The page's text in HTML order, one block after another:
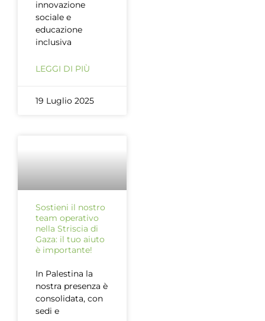
innovazione
sociale e
educazione
inclusiva
LEGGI DI PIÙ
19 Luglio 2025
Sostieni il nostro
team operativo
nella Striscia di
Gaza: il tuo aiuto
è importante!
In Palestina la
nostra presenza è
consolidata, con
sedi e